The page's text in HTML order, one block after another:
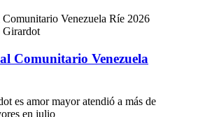
Comunitario Venezuela